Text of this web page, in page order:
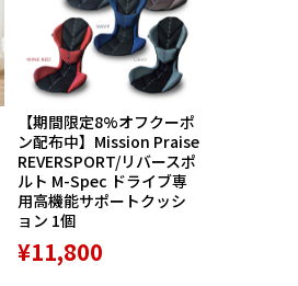
【期間限定8%オフクーポ
ン配布中】Mission Praise
REVERSPORT/リバースポ
ルト M-Spec ドライブ専
用高機能サポートクッシ
ョン 1個
¥11,800